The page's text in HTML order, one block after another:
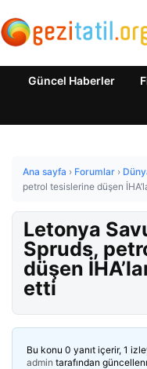
Güncel Haberler
Ana sayfa › Forumlar ›
petrol tesislerine düşen
Letonya
Spruds,
düşen
etti
Bu konu 0 yanıt içerir, 1
admin tarafından